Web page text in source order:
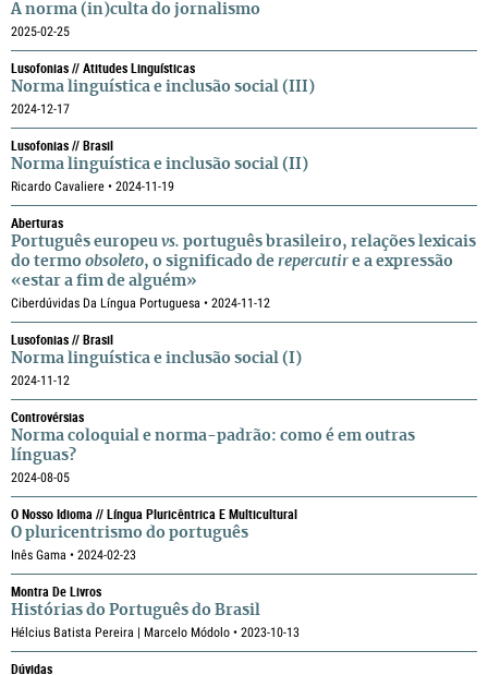
A norma (in)culta do jornalismo
2025-02-25
Lusofonias // Atitudes Linguísticas
Norma linguística e inclusão social (III)
2024-12-17
Lusofonias // Brasil
Norma linguística e inclusão social (II)
Ricardo Cavaliere • 2024-11-19
Aberturas
Português europeu vs. português brasileiro, relações lexicais
do termo obsoleto, o significado de repercutir e a expressão
«estar a fim de alguém»
Ciberdúvidas Da Língua Portuguesa • 2024-11-12
Lusofonias // Brasil
Norma linguística e inclusão social (I)
2024-11-12
Controvérsias
Norma coloquial e norma-padrão: como é em outras
línguas?
2024-08-05
O Nosso Idioma // Língua Pluricêntrica E Multicultural
O pluricentrismo do português
Inês Gama • 2024-02-23
Montra De Livros
Histórias do Português do Brasil
Hélcius Batista Pereira | Marcelo Módolo • 2023-10-13
Dúvidas